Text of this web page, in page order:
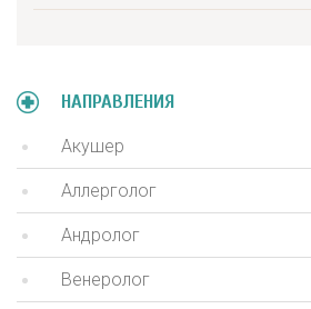
НАПРАВЛЕНИЯ
Акушер
Аллерголог
Андролог
Венеролог